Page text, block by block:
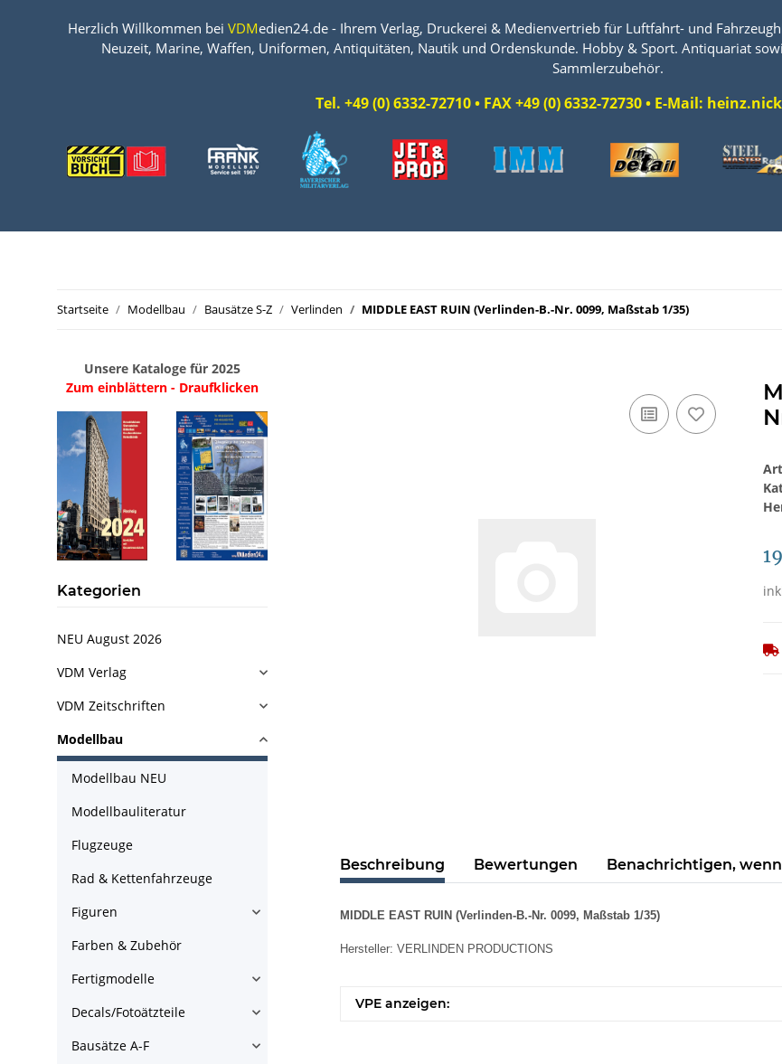
Herzlich Willkommen bei VDMedien24.de - Ihrem Verlag, Druckerei & Medienvertrieb für Luftfahrt- und
Neuzeit, Marine, Waffen, Uniformen, Antiquitäten, Nautik und Ordenskunde. Hobby & Sport. Antiquariat
Sammlerzubehör.
Tel. +49 (0) 6332-72710 • FAX +49 (0) 6332-72730 • E-Mail:
Startseite Modellbau Bausätze S-Z Verlinden MIDDLE EAST RUIN (Verlinden-B.-Nr. 0099, Maßstab 1/35)
Beschreibung Bewertungen Benachrichtigen,
MIDDLE EAST RUIN (Verlinden-B.-Nr. 0099, Maßstab 1/35)
Hersteller: VERLINDEN PRODUCTIONS
VPE anzeigen:
Unsere Kataloge für 2025
Zum einblättern - Draufklicken
Kategorien
NEU August 2026
VDM Verlag
VDM Zeitschriften
Modellbau
Modellbau NEU
Modellbauliteratur
Flugzeuge
Rad & Kettenfahrzeuge
Figuren
Farben & Zubehör
Fertigmodelle
Decals/Fotoätzteile
Bausätze A-F